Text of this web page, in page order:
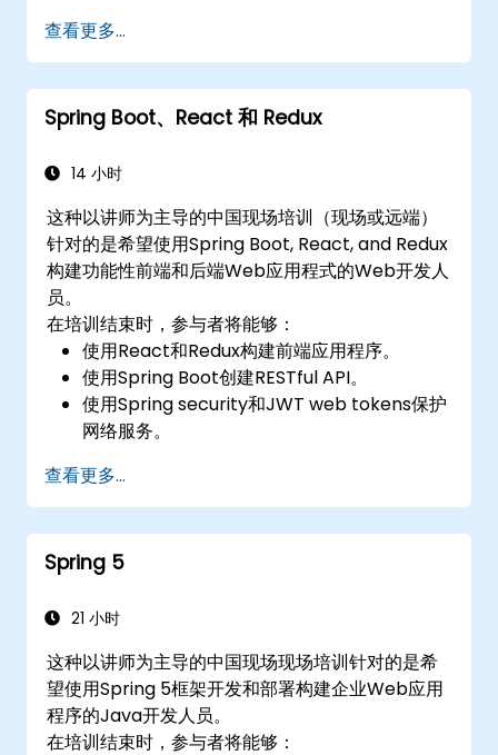
Web应用安全领域。
查看更多...
Spring Boot、React 和 Redux
14 小时
这种以讲师为主导的中国现场培训（现场或远端）
针对的是希望使用Spring Boot, React, and Redux
构建功能性前端和后端Web应用程式的Web开发人
员。
在培训结束时，参与者将能够：
使用React和Redux构建前端应用程序。
使用Spring Boot创建RESTful API。
使用Spring security和JWT web tokens保护
网络服务。
查看更多...
Spring 5
21 小时
这种以讲师为主导的中国现场现场培训针对的是希
望使用Spring 5框架开发和部署构建企业Web应用
程序的Java开发人员。
在培训结束时，参与者将能够：